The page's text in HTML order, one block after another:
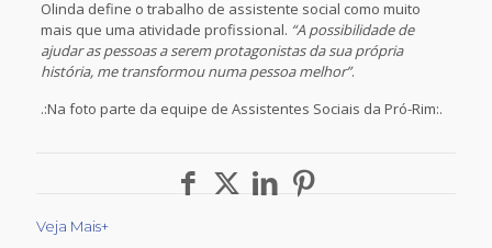
Olinda define o trabalho de assistente social como muito
mais que uma atividade profissional. “A possibilidade de
ajudar as pessoas a serem protagonistas da sua própria
história, me transformou numa pessoa melhor”.
.:Na foto parte da equipe de Assistentes Sociais da Pró-Rim:.
Veja Mais+